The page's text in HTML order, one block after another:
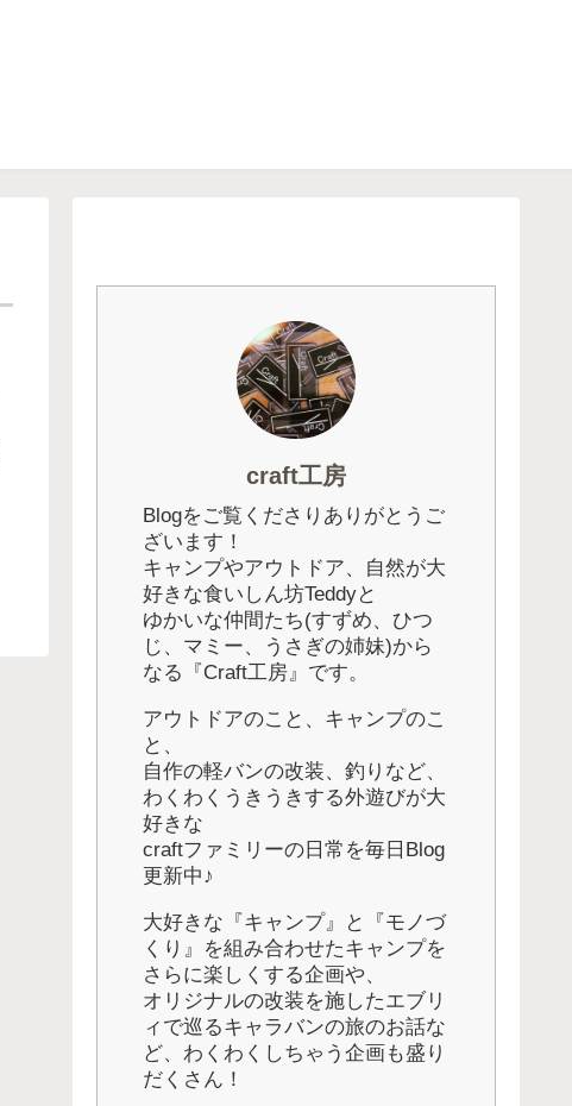
craft工房
Blogをご覧くださりありがとうご
ざいます！
キャンプやアウトドア、自然が大
好きな食いしん坊Teddyと
ゆかいな仲間たち(すずめ、ひつ
じ、マミー、うさぎの姉妹)から
なる『Craft工房』です。
アウトドアのこと、キャンプのこ
と、
自作の軽バンの改装、釣りなど、
わくわくうきうきする外遊びが大
好きな
craftファミリーの日常を毎日Blog
更新中♪
大好きな『キャンプ』と『モノづ
くり』を組み合わせたキャンプを
さらに楽しくする企画や、
オリジナルの改装を施したエブリ
ィで巡るキャラバンの旅のお話な
ど、わくわくしちゃう企画も盛り
だくさん！